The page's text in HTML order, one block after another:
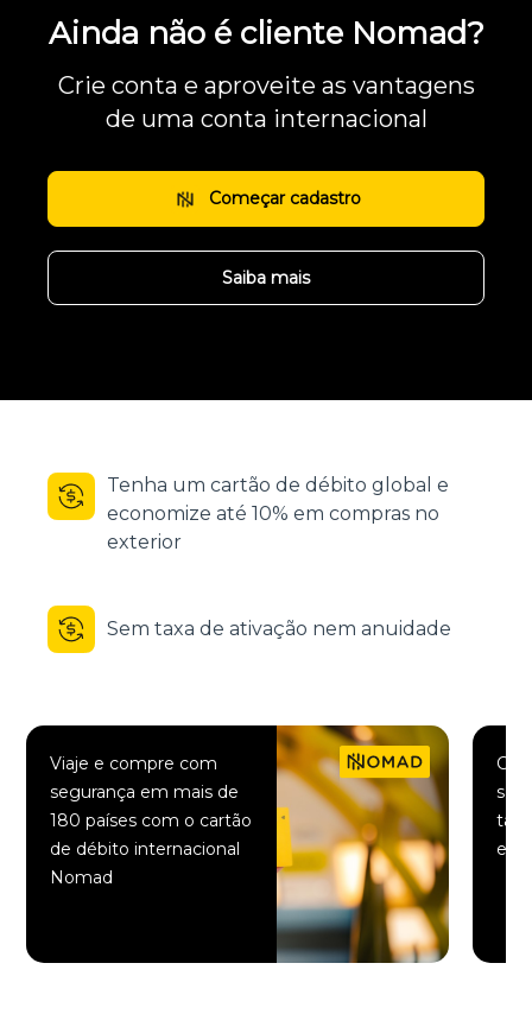
Ainda não é cliente Nomad?
Crie conta e aproveite as vantagens
de uma conta internacional
Começar cadastro
Saiba mais
Tenha um cartão de débito global e
economize até 10% em compras no
exterior
Sem taxa de ativação nem anuidade
Viaje e compre com
segurança em mais de
180 países com o cartão
de débito internacional
Nomad